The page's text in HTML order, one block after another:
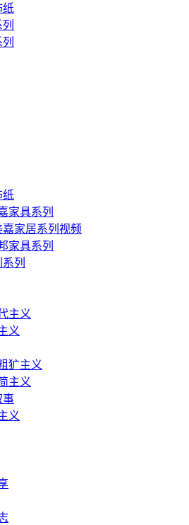
纸
纸
家具系列
嘉家居系列视频
家具系列
列
主义
义
犷主义
主义
事
义